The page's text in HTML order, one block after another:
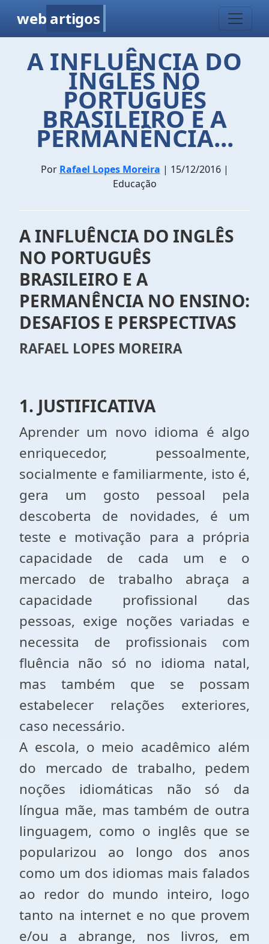
web artigos
A INFLUÊNCIA DO
INGLÊS NO
PORTUGUÊS
BRASILEIRO E A
PERMANÊNCIA...
Por Rafael Lopes Moreira | 15/12/2016 |
Educação
A INFLUÊNCIA DO INGLÊS
NO PORTUGUÊS
BRASILEIRO E A
PERMANÊNCIA NO ENSINO:
DESAFIOS E PERSPECTIVAS
RAFAEL LOPES MOREIRA
1. JUSTIFICATIVA
Aprender um novo idioma é algo
enriquecedor, pessoalmente,
socialmente e familiarmente, isto é,
gera um gosto pessoal pela
descoberta de novidades, é um
teste e motivação para a própria
capacidade de cada um e o
mercado de trabalho abraça a
capacidade profissional das
pessoas, exige noções variadas e
necessita de profissionais com
fluência não só no idioma natal,
mas também que se possam
estabelecer relações exteriores,
caso necessário.
A escola, o meio acadêmico além
do mercado de trabalho, pedem
noções idiomáticas não só da
língua mãe, mas também de outra
linguagem, como o inglês que se
popularizou ao longo dos anos
como um dos idiomas mais falados
ao redor do mundo inteiro, logo
tanto na internet e no que provem
e/ou a abrange, nos livros, em